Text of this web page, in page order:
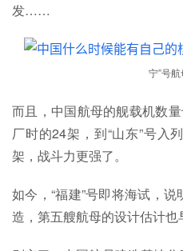
发……
宁”号航
而且，中国航母的舰载机数
厂时的24架，到“山东”号入
架，战斗力更强了。
如今，“福建”号即将海试，
造，第五艘航母的设计估计也